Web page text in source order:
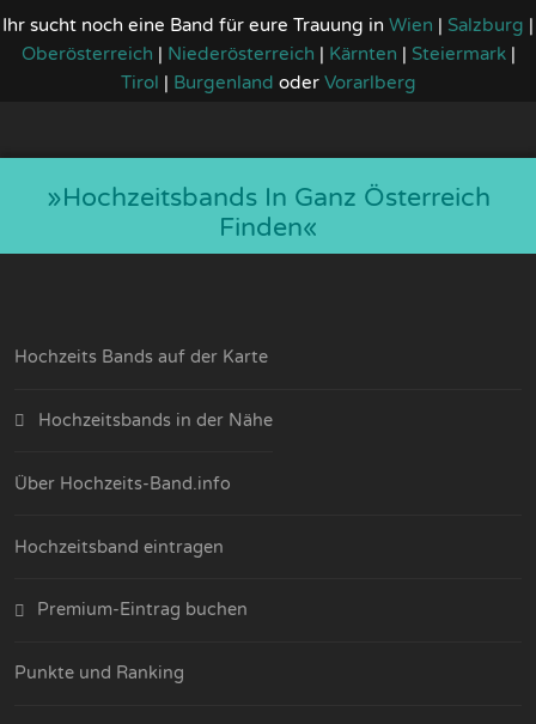
Ihr sucht noch eine Band für eure Trauung in Wien | Salzburg |
Oberösterreich | Niederösterreich | Kärnten | Steiermark|
Tirol | Burgenland oder Vorarlberg
»hochzeitsbands In Ganz Österreich
Finden«
Hochzeits Bands auf der Karte
Hochzeitsbands in der Nähe
Über Hochzeits-Band.info
Hochzeitsband eintragen
Premium-Eintrag buchen
Punkte und Ranking